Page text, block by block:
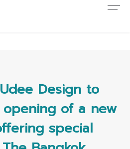
Design to
of a new
special
Us